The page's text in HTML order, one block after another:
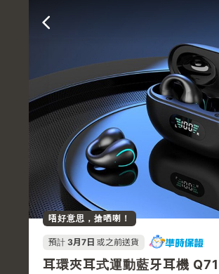
唔好意思，搶哂喇！
預計 3月7日 或之前送貨
耳環夾耳式運動藍牙耳機 Q71